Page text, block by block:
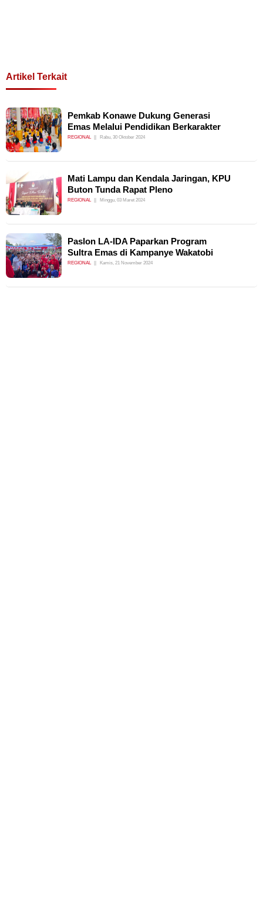
Artikel Terkait
Pemkab Konawe Dukung Generasi
Emas Melalui Pendidikan Berkarakter
REGIONAL Rabu, 30 Oktober 2024
Mati Lampu dan Kendala Jaringan, KPU
Buton Tunda Rapat Pleno
REGIONAL Minggu, 03 Maret 2024
Paslon LA-IDA Paparkan Program
Sultra Emas di Kampanye Wakatobi
REGIONAL Kamis, 21 November 2024